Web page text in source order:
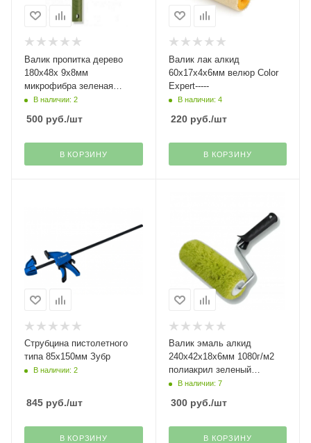
Валик пропитка дерево
180х48х 9х8мм
микрофибра зеленая
полоса Top Color Expert------
В наличии: 2
500 руб./шт
В КОРЗИНУ
Валик лак алкид
60х17х4х6мм велюр Color
Expert-----
В наличии: 4
220руб./шт
В КОРЗИНУ
Струбцина пистолетного
типа 85х150мм Зубр
В наличии: 2
845 руб./шт
В КОРЗИНУ
Валик эмаль алкид
240х42х18х6мм 1080г/м2
полиакрил зеленый
Decor(45)
В наличии: 7
300руб./шт
В КОРЗИНУ